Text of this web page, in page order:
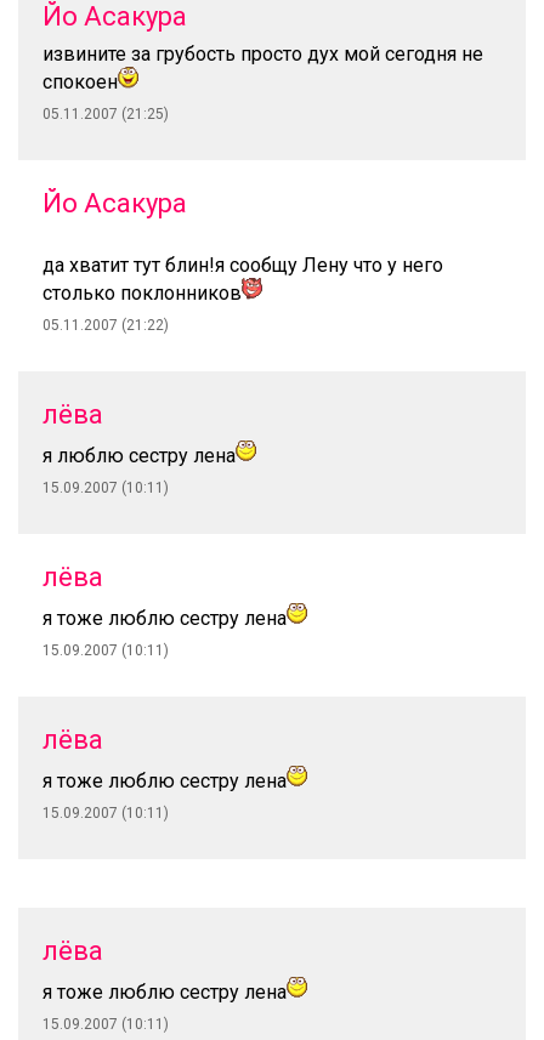
Йо Асакура
извините за грубость просто дух мой сегодня не
спокоен
05.11.2007 (21:25)
Йо Асакура
да хватит тут блин!я сообщу Лену что у него
столько поклонников
05.11.2007 (21:22)
лёва
я люблю сестру лена
15.09.2007 (10:11)
лёва
я тоже люблю сестру лена
15.09.2007 (10:11)
лёва
я тоже люблю сестру лена
15.09.2007 (10:11)
лёва
я тоже люблю сестру лена
15.09.2007 (10:11)